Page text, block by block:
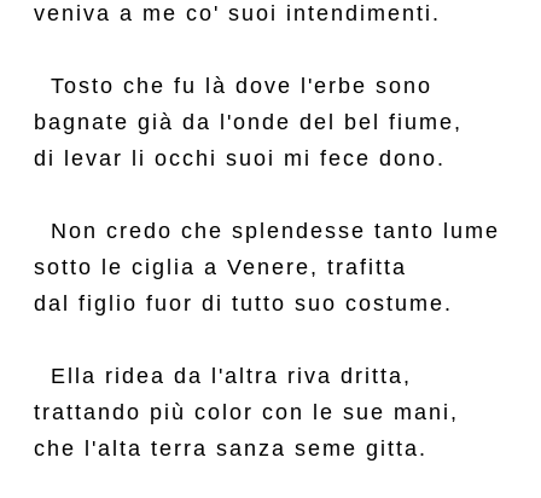
veniva a me co' suoi intendimenti.
  Tosto che fu là dove l'erbe sono
bagnate già da l'onde del bel fiume,
di levar li occhi suoi mi fece dono.
  Non credo che splendesse tanto lume
sotto le ciglia a Venere, trafitta
dal figlio fuor di tutto suo costume.
  Ella ridea da l'altra riva dritta,
trattando più color con le sue mani,
che l'alta terra sanza seme gitta.